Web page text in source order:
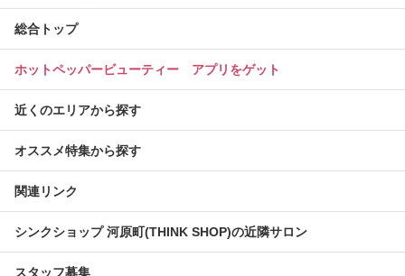
総合トップ
ホットペッパービューティー アプリをゲット
近くのエリアから探す
オススメ特集から探す
関連リンク
シンクショップ 河原町(THINK SHOP)の近隣サロン
スタッフ募集